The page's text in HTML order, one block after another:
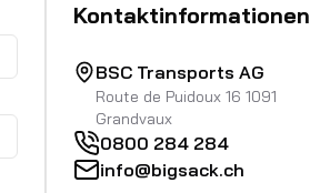
Kontaktinformationen
BSC Transports AG
Route de Puidoux 16 1091
Grandvaux
0800 284 284
info@bigsack.ch